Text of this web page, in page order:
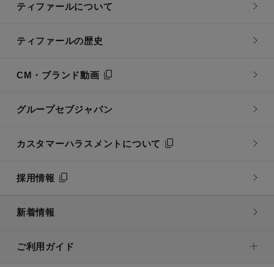
ティファールについて
ティファールの歴史
CM・ブランド動画
グループセブジャパン
カスタマーハラスメントについて
採用情報
新着情報
ご利用ガイド